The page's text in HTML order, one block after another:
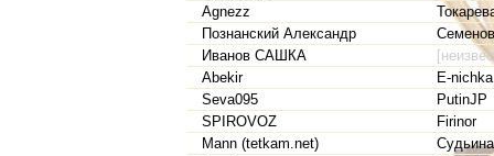
Agnezz
Познанский Александр
Иванов САШКА
Abekir
E-nichka
Seva095
PutinJP
SPIROVOZ
Firinor
Mann (tetkam.net)